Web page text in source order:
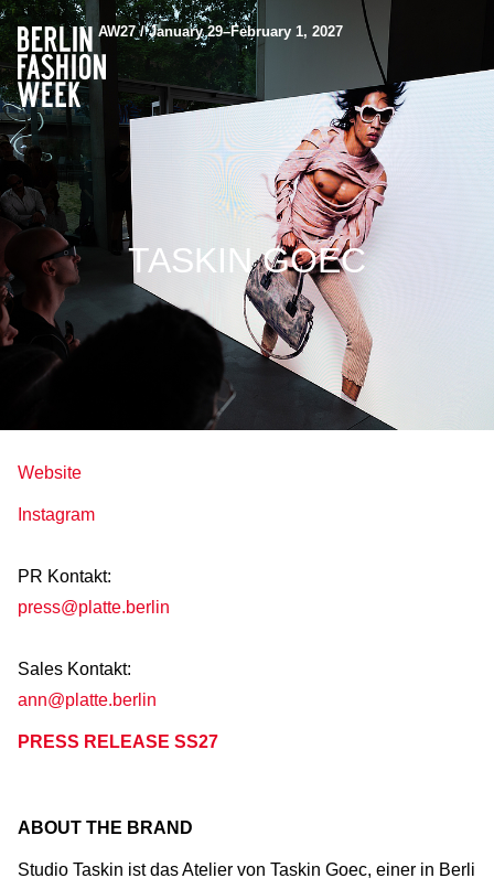
AW27 / January 29–February 1, 2027
TASKIN GOEC
Website
Instagram
PR Kontakt:
press@platte.berlin
Sales Kontakt:
ann@platte.berlin
PRESS RELEASE SS27
ABOUT THE BRAND
Studio Taskin ist das Atelier von Taskin Goec, einer in Berli